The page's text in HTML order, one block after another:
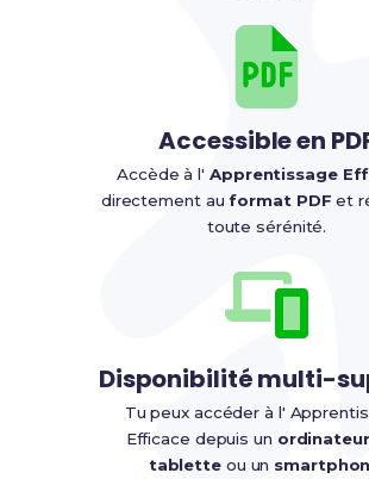
Accessible en
Accède à l' Apprentissage
directement auformat PDF et
toute sérénité.
Disponibilité multi-
Tu peux accéder à l'
Efficace depuis un ordinateur
tabletteou un